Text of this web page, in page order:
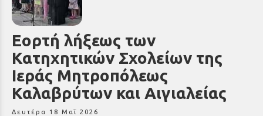
Εορτή λήξεως των
Κατηχητικών Σχολείων της
Ιεράς Μητροπόλεως
Καλαβρύτων και Αιγιαλείας
Δευτέρα 18 Μαΐ 2026